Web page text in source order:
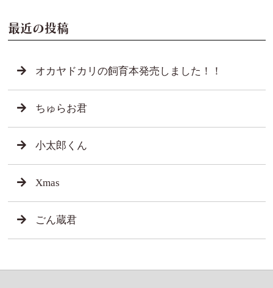
最近の投稿
オカヤドカリの飼育本発売しました！！
ちゅらお君
小太郎くん
Xmas
ごん蔵君